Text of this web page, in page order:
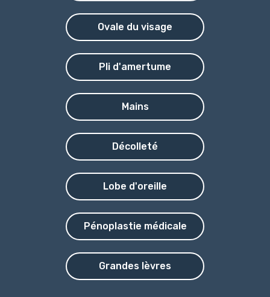
Ovale du visage
Pli d'amertume
Mains
Décolleté
Lobe d'oreille
Pénoplastie médicale
Grandes lèvres